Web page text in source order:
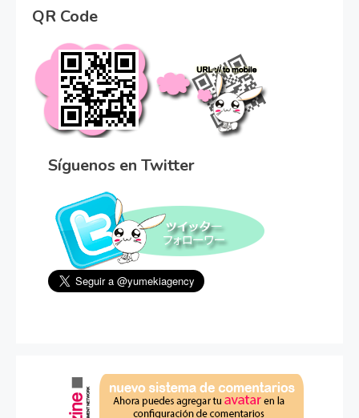
QR Code
Síguenos en Twitter